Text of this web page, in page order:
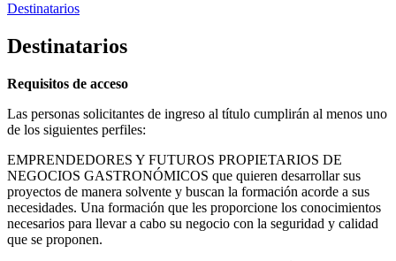
Destinatarios
Destinatarios
Requisitos de acceso
Las personas solicitantes de ingreso al título cumplirán al menos uno
de los siguientes perfiles:
EMPRENDEDORES Y FUTUROS PROPIETARIOS DE
NEGOCIOS GASTRONÓMICOS que quieren desarrollar sus
proyectos de manera solvente y buscan la formación acorde a sus
necesidades. Una formación que les proporcione los conocimientos
necesarios para llevar a cabo su negocio con la seguridad y calidad
que se proponen.